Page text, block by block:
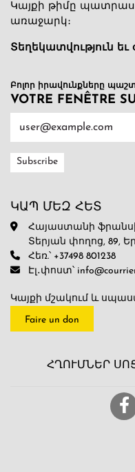
Կայքի թիմը
առաջարկ։
Տեղեկատվություն
Բոլոր իրավունքները
VOTRE FENÊTRE
ԿԱՊ ՄԵԶ ՀԵՏ
Հայաստանի
Տերյան փողոց, 89,
Հեռ.՝ +37498 801238
Էլ․փոստ՝
Կայքի մշակում և
Faire un don
ՀՂՈՒՄՆԵՐ